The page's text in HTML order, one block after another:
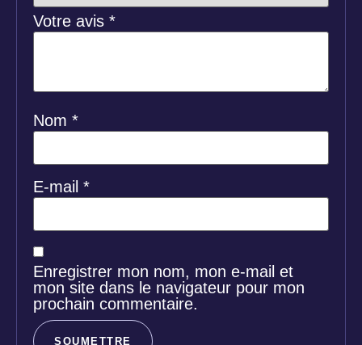
Votre avis *
Nom *
E-mail *
Enregistrer mon nom, mon e-mail et
mon site dans le navigateur pour mon
prochain commentaire.